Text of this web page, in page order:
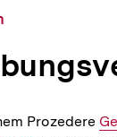
Prozedere